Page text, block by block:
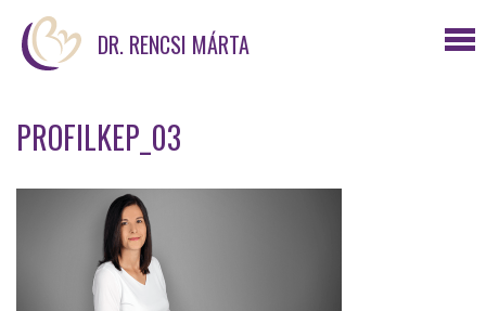
DR. RENCSI MÁRTA
PROFILKEP_03